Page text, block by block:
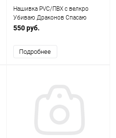
Нашивка PVC/ПВХ с велкро
Убиваю Драконов Спасаю
Принцес олива ZL11139994
550 руб.
Подробнее